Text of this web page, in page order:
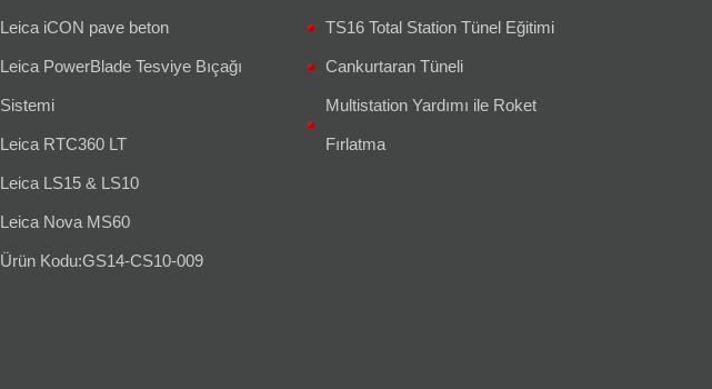
Leica iCON pave beton
Leica PowerBlade Tesviye Bıçağı
Sistemi
Leica RTC360 LT
Leica LS15 & LS10
Leica Nova MS60
Ürün Kodu:GS14-CS10-009
TS16 Total Station Tünel Eğitimi
Cankurtaran Tüneli
Multistation Yardımı ile Roket
Fırlatma